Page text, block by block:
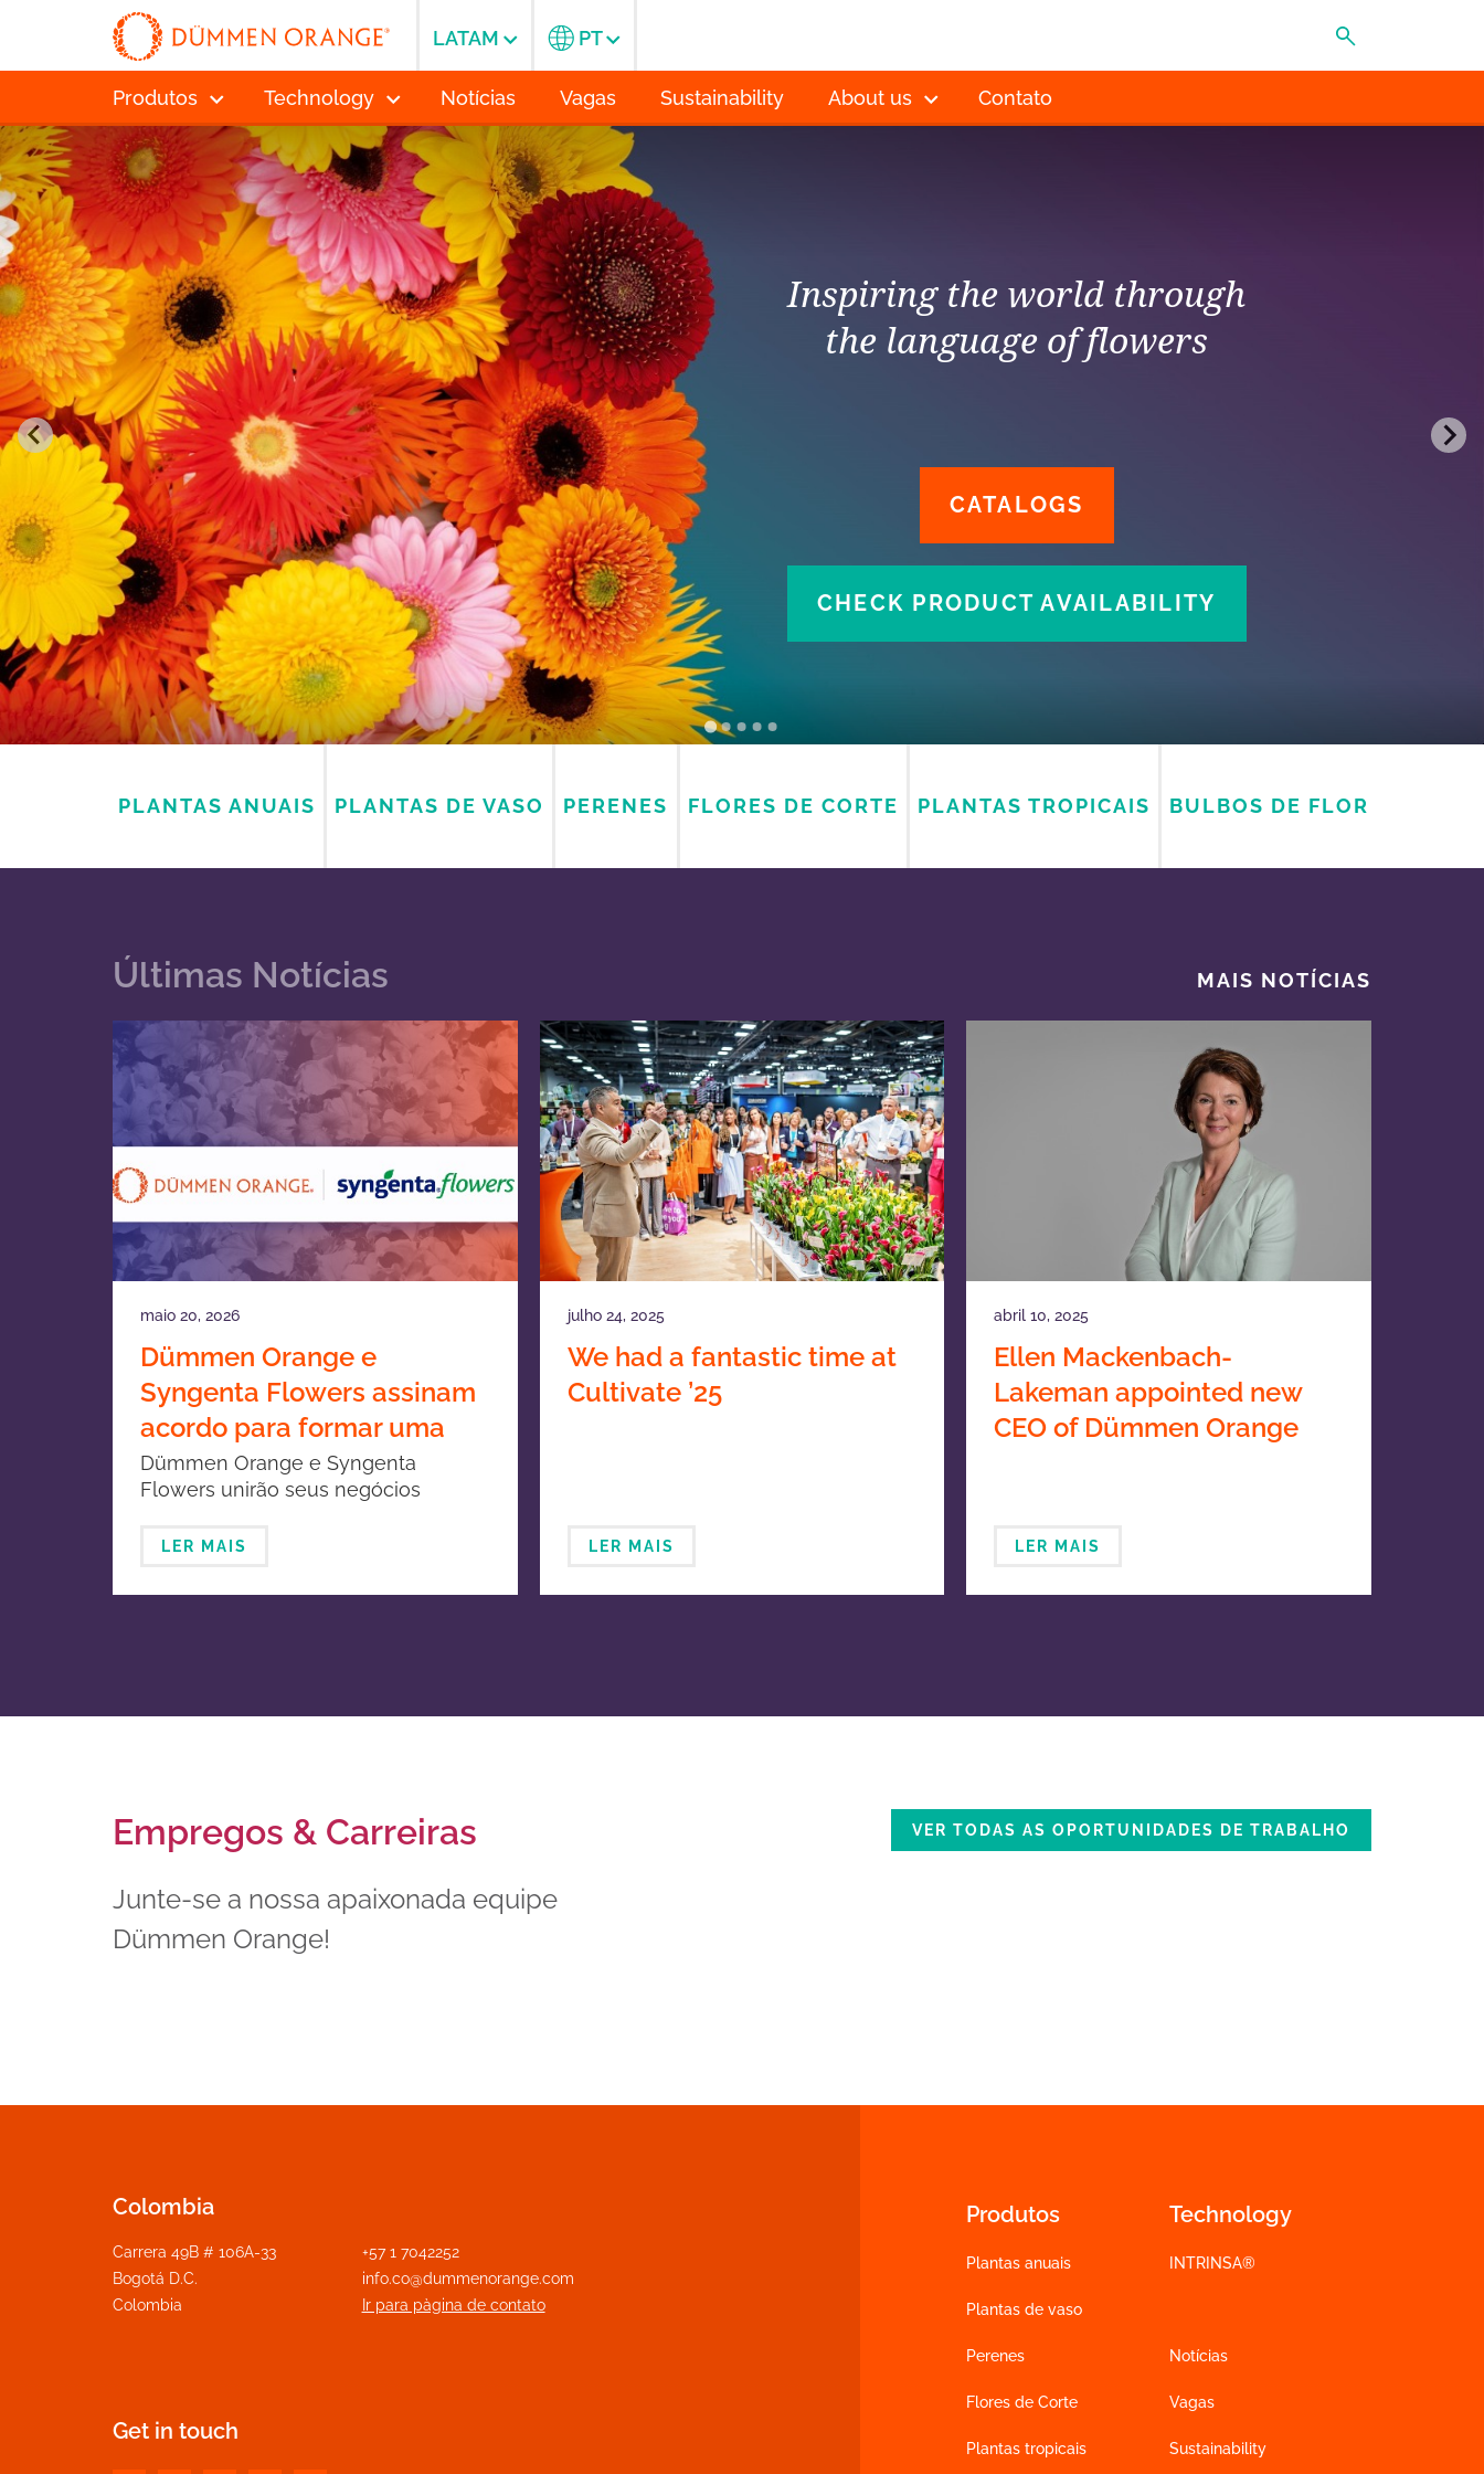
Produtos Technology Notícias Vagas Sustainability About us Contato
LATAM PT
Inspiring the world through
the language of flowers
CATALOGS
CHECK PRODUCT AVAILABILITY
PLANTAS ANUAIS PLANTAS DE VASO PERENES FLORES DE CORTE PLANTAS TROPICAIS BULBOS DE FLOR
Últimas Notícias MAIS NOTÍCIAS
maio 20, 2026
Dümmen Orange e
Syngenta Flowers assinam
acordo para formar uma
joint venture em
melhoramento genético e
propagação de plantas
Dümmen Orange e Syngenta
Flowers unirão seus negócios
LER MAIS
julho 24, 2025
We had a fantastic time at
Cultivate ’25
LER MAIS
abril 10, 2025
Ellen Mackenbach-
Lakeman appointed new
CEO of Dümmen Orange
LER MAIS
Empregos & Carreiras
Junte-se a nossa apaixonada equipe
Dümmen Orange!
VER TODAS AS OPORTUNIDADES DE TRABALHO
Produtos
Plantas anuais
Plantas de vaso
Perenes
Flores de Corte
Plantas tropicais
Technology
INTRINSA®
Notícias
Vagas
Sustainability
Colombia
Carrera 49B # 106A-33
Bogotá D.C.
Colombia
+57 1 7042252
info.co@dummenorange.com
Ir para pàgina de contato
Get in touch